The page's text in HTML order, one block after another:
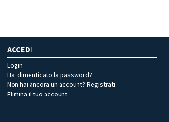
ACCEDI
Login
Hai dimenticato la password?
Non hai ancora un account? Registrati
Elimina il tuo account